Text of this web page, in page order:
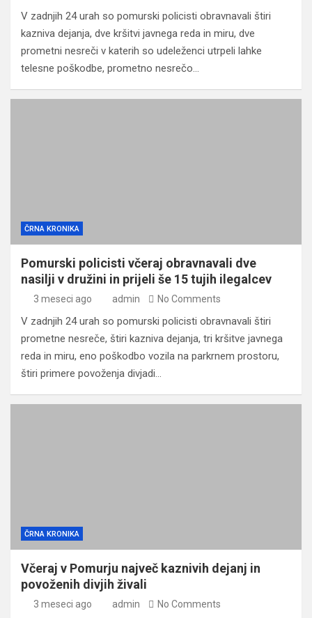
V zadnjih 24 urah so pomurski policisti obravnavali štiri
kazniva dejanja, dve kršitvi javnega reda in miru, dve
prometni nesreči v katerih so udeleženci utrpeli lahke
telesne poškodbe, prometno nesrečo…
ČRNA KRONIKA
Pomurski policisti včeraj obravnavali dve
nasilji v družini in prijeli še 15 tujih ilegalcev
3 meseci ago admin No Comments
V zadnjih 24 urah so pomurski policisti obravnavali štiri
prometne nesreče, štiri kazniva dejanja, tri kršitve javnega
reda in miru, eno poškodbo vozila na parkrnem prostoru,
štiri primere povoženja divjadi…
ČRNA KRONIKA
Včeraj v Pomurju največ kaznivih dejanj in
povoženih divjih živali
3 meseci ago admin No Comments